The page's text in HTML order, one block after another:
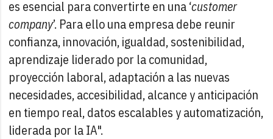
es esencial para convertirte en una ‘customer
company’. Para ello una empresa debe reunir
confianza, innovación, igualdad, sostenibilidad,
aprendizaje liderado por la comunidad,
proyección laboral, adaptación a las nuevas
necesidades, accesibilidad, alcance y anticipación
en tiempo real, datos escalables y automatización,
liderada por la IA".